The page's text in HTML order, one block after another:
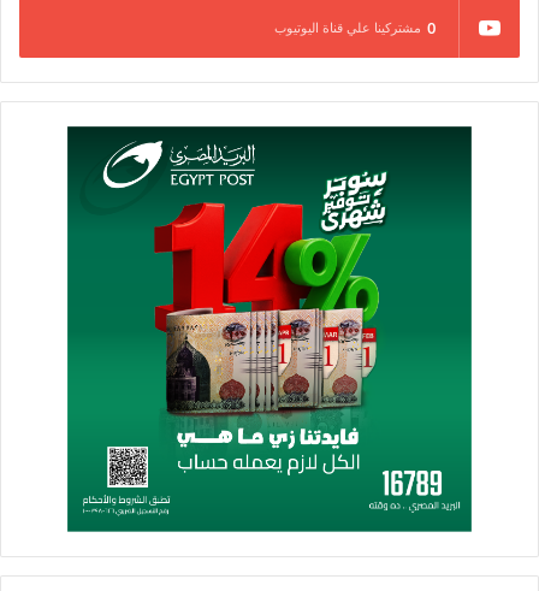
0 مشتركينا علي قناة اليوتيوب